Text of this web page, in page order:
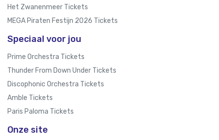
Het Zwanenmeer Tickets
MEGA Piraten Festijn 2026 Tickets
Speciaal voor jou
Prime Orchestra Tickets
Thunder From Down Under Tickets
Discophonic Orchestra Tickets
Amble Tickets
Paris Paloma Tickets
Onze site